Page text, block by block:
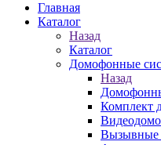
Главная
Каталог
Назад
Каталог
Домофонные
Назад
Комплект
Вызывные